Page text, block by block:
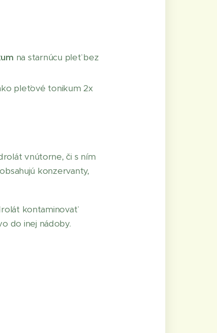
na starnúcu pleť bez
pleťové tonikum 2x
vnútorne, či s ním
konzervanty,
kontaminovať
do inej nádoby.